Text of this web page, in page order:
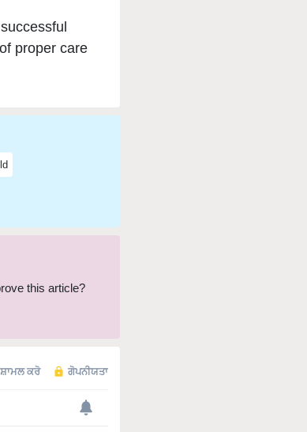
proper care
this article?